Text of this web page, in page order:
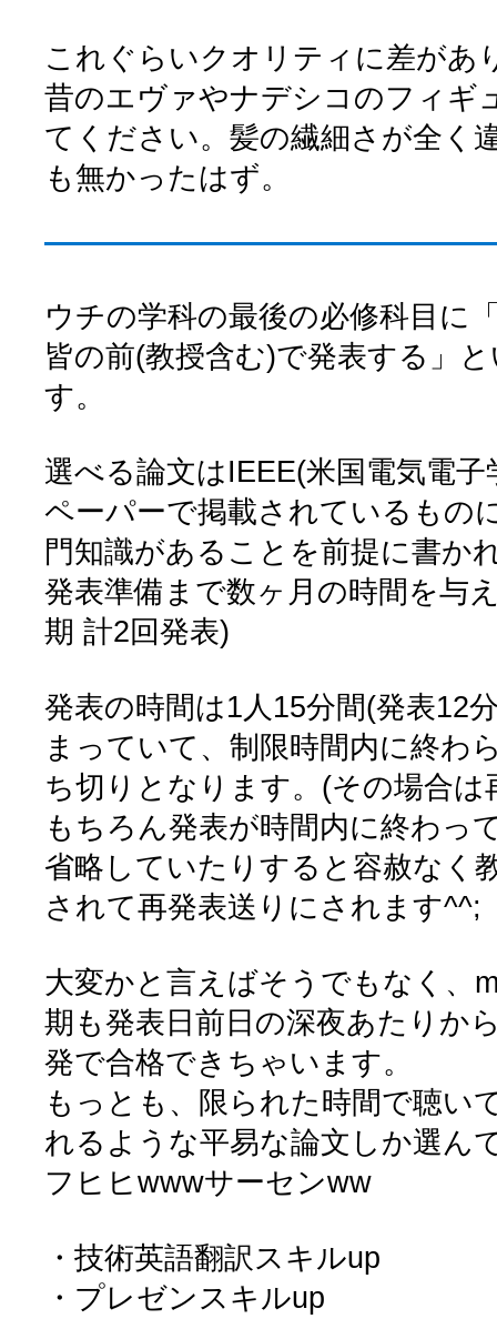
これぐらいクオリティに差があ
昔のエヴァやナデシコのフィギ
てください。髪の繊細さが全く
も無かったはず。
ウチの学科の最後の必修科目に
皆の前(教授含む)で発表する」
す。
選べる論文はIEEE(米国電気電
ペーパーで掲載されているもの
門知識があることを前提に書か
発表準備まで数ヶ月の時間を与
期 計2回発表)
発表の時間は1人15分間(発表12
まっていて、制限時間内に終わ
ち切りとなります。(その場合は
もちろん発表が時間内に終わっ
省略していたりすると容赦なく
されて再発表送りにされます^^;
大変かと言えばそうでもなく、
期も発表日前日の深夜あたりか
発で合格できちゃいます。
もっとも、限られた時間で聴い
れるような平易な論文しか選ん
フヒヒwwwサーセンww
・技術英語翻訳スキルup
・プレゼンスキルup